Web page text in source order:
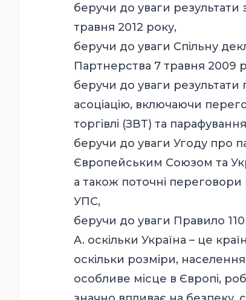
беручи до уваги результати
травня 2012 року,
беручи до уваги Спільну
Партнерства 7 травня 2009
беручи до уваги
асоціацію, включаючи
торгівлі (ЗВТ) та
беручи до уваги Угоду про
Європейським Союзом та
а також поточні
УПС,
беручи до уваги Правило
A. оскільки Україна – це
оскільки розміри,
особливе місце в Європі,